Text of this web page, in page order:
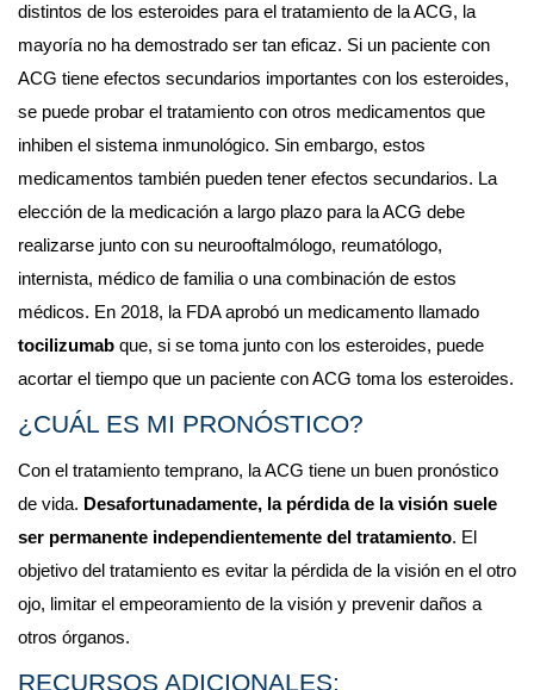
distintos de los esteroides para el tratamiento de la ACG, la
mayoría no ha demostrado ser tan eficaz. Si un paciente con
ACG tiene efectos secundarios importantes con los esteroides,
se puede probar el tratamiento con otros medicamentos que
inhiben el sistema inmunológico. Sin embargo, estos
medicamentos también pueden tener efectos secundarios. La
elección de la medicación a largo plazo para la ACG debe
realizarse junto con su neurooftalmólogo, reumatólogo,
internista, médico de familia o una combinación de estos
tocilizumab que, si se toma junto con los esteroides, puede
acortar el tiempo que un paciente con ACG toma los esteroides.
¿CUÁL ES MI PRONÓSTICO?
Con el tratamiento temprano, la ACG tiene un buen pronóstico
de vida. Desafortunadamente, la pérdida de la visión suele
ser permanente independientemente del tratamiento. El
objetivo del tratamiento es evitar la pérdida de la visión en el otro
ojo, limitar el empeoramiento de la visión y prevenir daños a
otros órganos.
RECURSOS ADICIONALES: